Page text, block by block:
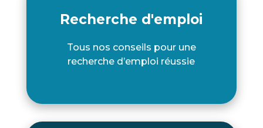
Recherche d'emploi
Tous nos conseils pour une
recherche d’emploi réussie